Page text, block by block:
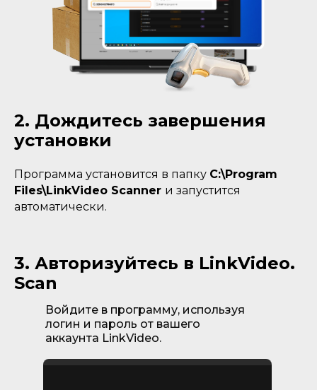
2. Дождитесь завершения
установки
Программа установится в папку C:\Program
Files\LinkVideo Scanner и запустится
автоматически.
3. Авторизуйтесь в LinkVideo.
Scan
Войдите в программу, используя
логин и пароль от вашего
аккаунта LinkVideo.